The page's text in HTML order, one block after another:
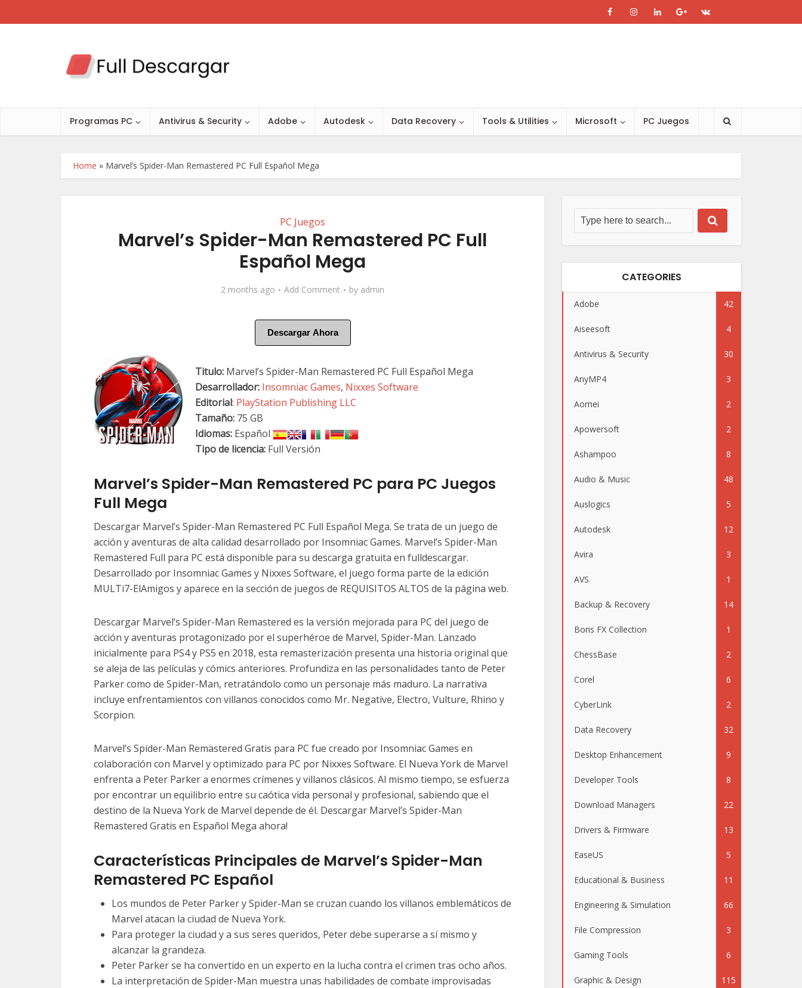
Programas PC Antivirus & Security Adobe Autodesk Data Recovery Tools & Utilities Microsoft PC Juegos
Home » Marvel’s Spider-Man Remastered PC Full Español Mega
PC Juegos
Marvel’s Spider-Man Remastered PC Full
Español Mega
2 months ago Add Comment by admin
Descargar Ahora
Titulo: Marvel’s Spider-Man Remastered PC Full Español Mega
Desarrollador: Insomniac Games, Nixxes Software
Editorial: PlayStation Publishing LLC
Tamaño: 75 GB
Idiomas: Español
Tipo de licencia: Full Versión
Marvel’s Spider-Man Remastered PC para PC Juegos
Full Mega
Descargar Marvel’s Spider-Man Remastered PC Full Español Mega. Se trata de un juego de
acción y aventuras de alta calidad desarrollado por Insomniac Games. Marvel’s Spider-Man
Remastered Full para PC está disponible para su descarga gratuita en fulldescargar.
Desarrollado por Insomniac Games y Nixxes Software, el juego forma parte de la edición
MULTi7-ElAmigos y aparece en la sección de juegos de REQUISITOS ALTOS de la página web.
Descargar Marvel’s Spider-Man Remastered es la versión mejorada para PC del juego de
acción y aventuras protagonizado por el superhéroe de Marvel, Spider-Man. Lanzado
inicialmente para PS4 y PS5 en 2018, esta remasterización presenta una historia original que
se aleja de las películas y cómics anteriores. Profundiza en las personalidades tanto de Peter
Parker como de Spider-Man, retratándolo como un personaje más maduro. La narrativa
incluye enfrentamientos con villanos conocidos como Mr. Negative, Electro, Vulture, Rhino y
Scorpion.
Marvel’s Spider-Man Remastered Gratis para PC fue creado por Insomniac Games en
colaboración con Marvel y optimizado para PC por Nixxes Software. El Nueva York de Marvel
enfrenta a Peter Parker a enormes crímenes y villanos clásicos. Al mismo tiempo, se esfuerza
por encontrar un equilibrio entre su caótica vida personal y profesional, sabiendo que el
destino de la Nueva York de Marvel depende de él. Descargar Marvel’s Spider-Man
Remastered Gratis en Español Mega ahora!
Características Principales de Marvel’s Spider-Man
Remastered PC Español
Los mundos de Peter Parker y Spider-Man se cruzan cuando los villanos emblemáticos de
Marvel atacan la ciudad de Nueva York.
Para proteger la ciudad y a sus seres queridos, Peter debe superarse a sí mismo y
alcanzar la grandeza.
Peter Parker se ha convertido en un experto en la lucha contra el crimen tras ocho años.
La interpretación de Spider-Man muestra unas habilidades de combate improvisadas
CATEGORIES
Adobe 42
Aiseesoft 4
Antivirus & Security 30
AnyMP4 3
Aomei 2
Apowersoft 2
Ashampoo 8
Audio & Music 48
Auslogics 5
Autodesk 12
Avira 3
AVS 1
Backup & Recovery 14
Boris FX Collection 1
ChessBase 2
Corel 6
CyberLink 2
Data Recovery 32
Desktop Enhancement 9
Developer Tools 8
Download Managers 22
Drivers & Firmware 13
EaseUS 5
Educational & Business 11
Engineering & Simulation 66
File Compression 3
Gaming Tools 6
Graphic & Design 115